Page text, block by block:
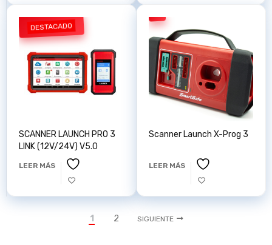
DESTACADO
SCANNER LAUNCH PRO 3
LINK (12V/24V) V5.0
LEER MÁS
Scanner Launch X-Prog 3
LEER MÁS
1 2 SIGUIENTE